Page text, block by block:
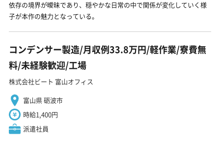
依存の境界が曖昧であり、穏やかな日常の中で関係が変化していく様
子が本作の魅力となっている。
コンデンサー製造/月収例33.8万円/軽作業/寮費無
料/未経験歓迎/工場
株式会社ビート 富山オフィス
富山県 砺波市
時給1,400円
派遣社員